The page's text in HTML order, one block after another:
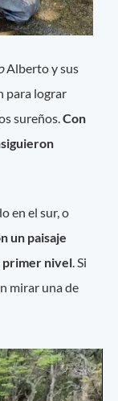
Alberto y sus
para lograr
sureños.Con
en el sur, o
un paisaje
primer nivel . Si
mirar una de